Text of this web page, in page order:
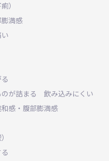
）
満感
のが詰まる 飲み込みにくい
感・腹部膨満感